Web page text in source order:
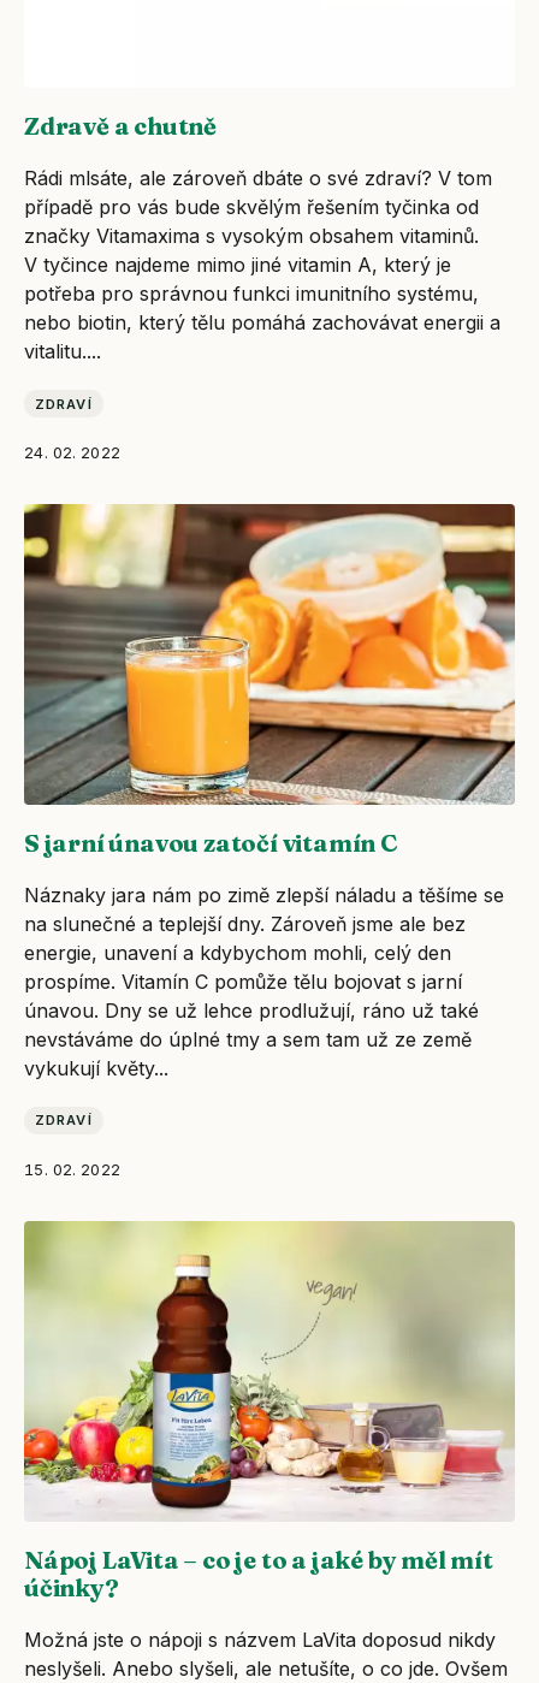
Zdravě a chutně
Rádi mlsáte, ale zároveň dbáte o své zdraví? V tom
případě pro vás bude skvělým řešením tyčinka od
značky Vitamaxima s vysokým obsahem vitaminů.
V tyčince najdeme mimo jiné vitamin A, který je
potřeba pro správnou funkci imunitního systému,
nebo biotin, který tělu pomáhá zachovávat energii a
vitalitu....
ZDRAVÍ
24. 02. 2022
S jarní únavou zatočí vitamín C
Náznaky jara nám po zimě zlepší náladu a těšíme se
na slunečné a teplejší dny. Zároveň jsme ale bez
energie, unavení a kdybychom mohli, celý den
prospíme. Vitamín C pomůže tělu bojovat s jarní
únavou. Dny se už lehce prodlužují, ráno už také
nevstáváme do úplné tmy a sem tam už ze země
vykukují květy...
ZDRAVÍ
15. 02. 2022
Nápoj LaVita – co je to a jaké by měl mít
účinky?
Možná jste o nápoji s názvem LaVita doposud nikdy
neslyšeli. Anebo slyšeli, ale netušíte, o co jde. Ovšem